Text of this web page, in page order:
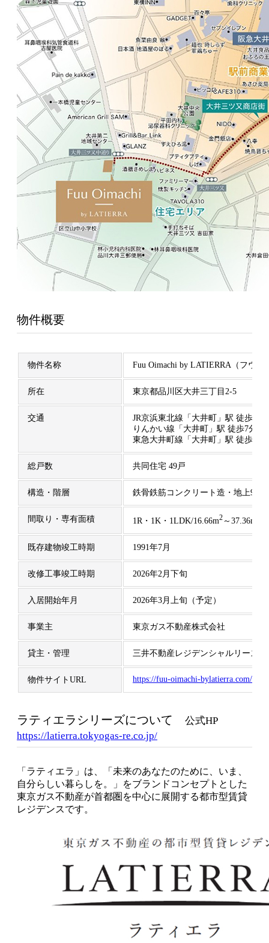
物件概要
物件名称 Fuu Oimachi by LATIERRA（フウ
所在 東京都品川区大井三丁目2-5
交通
JR京浜東北線「大井町」駅 徒歩7分
りんかい線「大井町」駅 徒歩7分
東急大井町線「大井町」駅 徒歩8分
総戸数 共同住宅 49戸
構造・階層 鉄骨鉄筋コンクリート造・地上9階
間取り・専有面積 1R・1K・1LDK/16.66m2 ～37.36m
既存建物竣工時期 1991年7月
改修工事竣工時期 2026年2月下旬
入居開始年月 2026年3月上旬（予定）
事業主 東京ガス不動産株式会社
貸主・管理 三井不動産レジデンシャルリース
物件サイトURL https://fuu-oimachi-bylatierra.com/
ラティエラシリーズについて 公式HP
https://latierra.tokyogas-re.co.jp/
「ラティエラ」は、「未来のあなたのために、いま、
自分らしい暮らしを。」をブランドコンセプトとした
東京ガス不動産が首都圏を中心に展開する都市型賃貸
レジデンスです。